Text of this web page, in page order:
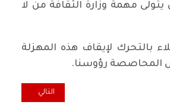
يتولى مهمة وزارة الثقافة من لا
بالتحرك لإيقاف هذه المهزلة
المحاصصة رؤوسنا.
" التنمر" المدرسي-- أسبابهُ علاجهُالمقال التالي:
التالي